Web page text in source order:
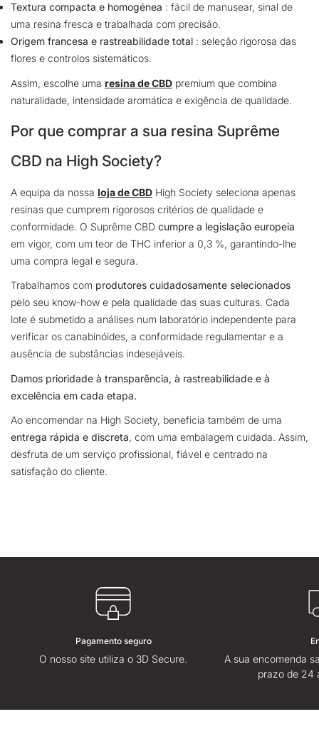
Textura compacta e homogénea : fácil de manusear, sinal de
uma resina fresca e trabalhada com precisão.
Origem francesa e rastreabilidade total : seleção rigorosa das
flores e controlos sistemáticos.
Assim, escolhe uma resina de CBD premium que combina
naturalidade, intensidade aromática e exigência de qualidade.
Por que comprar a sua resina Suprême
CBD na High Society?
A equipa da nossa loja de CBD High Society seleciona apenas
resinas que cumprem rigorosos critérios de qualidade e
conformidade. O Suprême CBD cumpre a legislação europeia
em vigor, com um teor de THC inferior a 0,3 %, garantindo-lhe
uma compra legal e segura.
Trabalhamos com produtores cuidadosamente selecionados
pelo seu know-how e pela qualidade das suas culturas. Cada
lote é submetido a análises num laboratório independente para
verificar os canabinóides, a conformidade regulamentar e a
ausência de substâncias indesejáveis.
Damos prioridade à transparência, à rastreabilidade e à
excelência em cada etapa.
Ao encomendar na High Society, beneficia também de uma
entrega rápida e discreta, com uma embalagem cuidada. Assim,
desfruta de um serviço profissional, fiável e centrado na
satisfação do cliente.
Pagamento seguro
O nosso site utiliza o 3D Secure.
A sua encomenda
prazo de 24